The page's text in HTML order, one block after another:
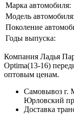
Марка автомобиля:
Модель автомобиля:
Поколение
Годы выпуска:
Компания Ладья
Optima(13-16)
оптовым ценам.
Самовывоз г.
Юрловский
Доставка